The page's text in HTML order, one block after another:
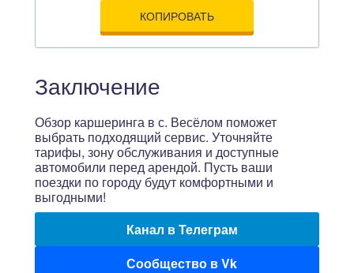
КОПИРОВАТЬ
Заключение
Обзор каршеринга в с. Весёлом поможет
выбрать подходящий сервис. Уточняйте
тарифы, зону обслуживания и доступные
автомобили перед арендой. Пусть ваши
поездки по городу будут комфортными и
выгодными!
Канал в Телеграм
Сообщество в Vk